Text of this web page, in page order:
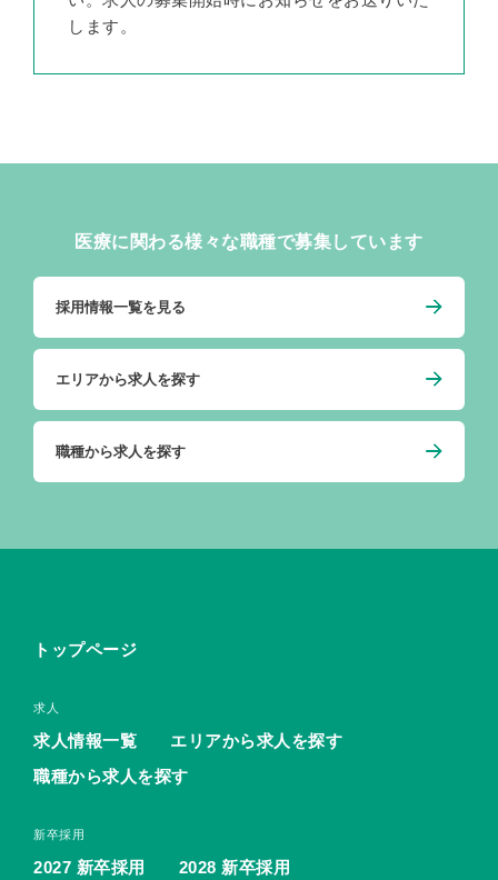
します。
医療に関わる様々な職種で募集しています
採用情報一覧を見る
エリアから求人を探す
職種から求人を探す
トップページ
求人
求人情報一覧
エリアから求人を探す
職種から求人を探す
新卒採用
2027 新卒採用 2028 新卒採用